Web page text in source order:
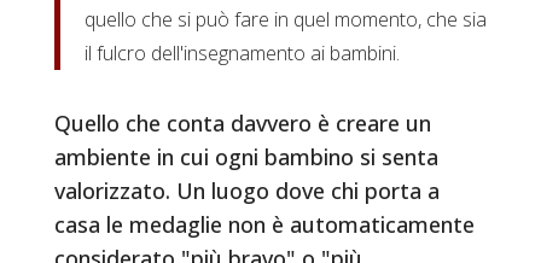
quello che si può fare in quel momento, che sia
il fulcro dell'insegnamento ai bambini.
Quello che conta davvero è creare un
ambiente in cui ogni bambino si senta
valorizzato. Un luogo dove chi porta a
casa le medaglie non è automaticamente